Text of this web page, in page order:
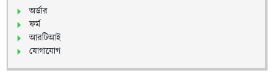
অর্ডার
ফর্ম
আরটিআই
যোগাযোগ